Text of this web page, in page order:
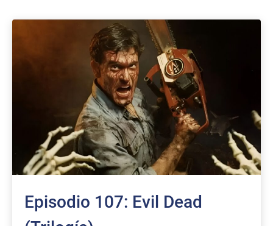
Episodio 107: Evil Dead